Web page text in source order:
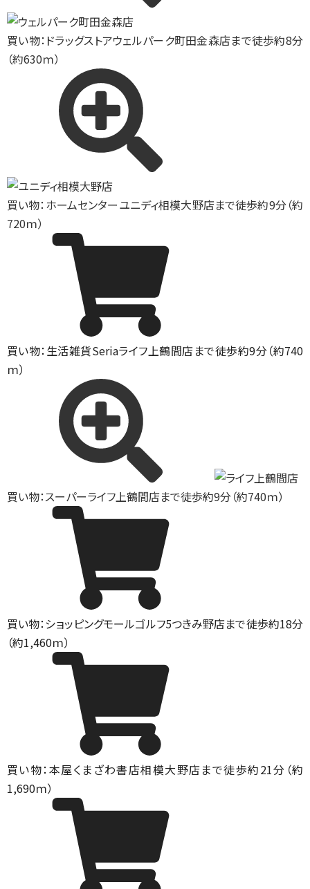
買い物：ドラッグストアウェルパーク町田金森店まで徒歩約8分
（約630ｍ）
買い物：ホームセンターユニディ相模大野店まで徒歩約9分（約
720ｍ）
買い物：生活雑貨Seriaライフ上鶴間店まで徒歩約9分（約740
ｍ）
買い物：スーパーライフ上鶴間店まで徒歩約9分（約740ｍ）
買い物：ショッピングモールゴルフ5つきみ野店まで徒歩約18分
（約1,460ｍ）
買い物：本屋くまざわ書店相模大野店まで徒歩約21分（約
1,690ｍ）